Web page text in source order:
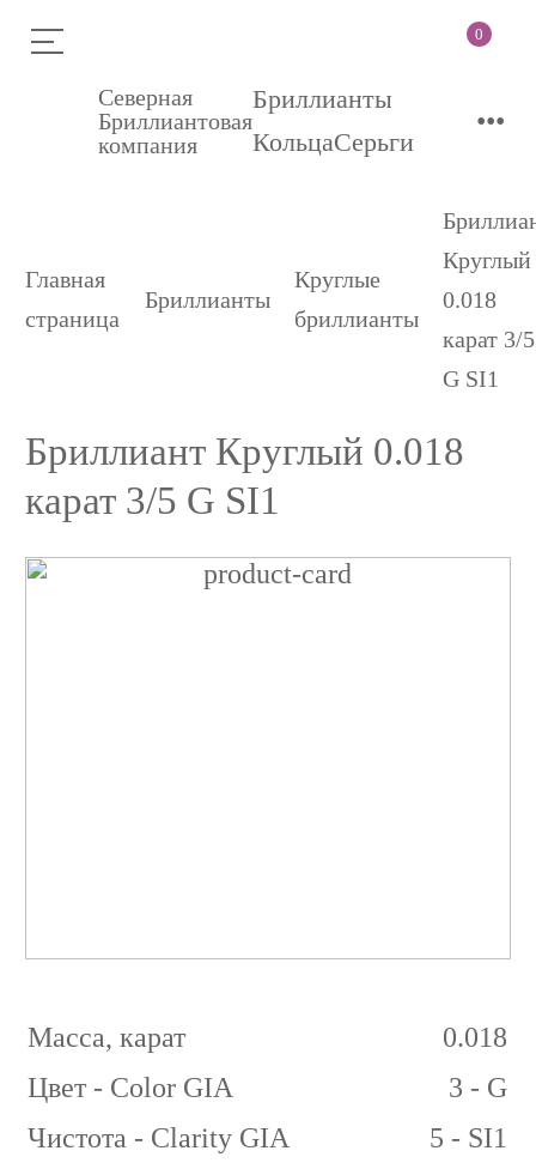
0
Северная
Бриллиантовая
компания
Бриллианты
КольцаСерьги
•••
Главная
страница
Бриллианты
Круглые
бриллианты
Круглый
0.018
карат 3/5
G SI1
Бриллиант Круглый 0.018
карат 3/5 G SI1
Бриллиант
Масса, карат
0.018
Цвет - Color GIA
3 - G
Чистота - Clarity GIA
5 - SI1